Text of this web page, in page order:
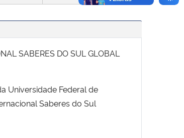
SABERES DO SUL GLOBAL
Universidade Federal de
Saberes do Sul